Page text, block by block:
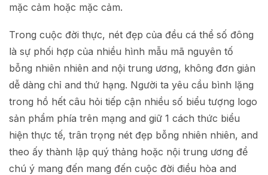
mặc cảm hoặc mặc cảm.
Trong cuộc đời thực, nét đẹp của đều cá thể số đông
là sự phối hợp của nhiều hình mẫu mã nguyên tố
bỗng nhiên nhiên and nội trung ương, không đơn giản
dễ dàng chỉ and thứ hạng. Người ta yêu cầu bình lặng
trong hồ hết câu hỏi tiếp cận nhiều số biểu tượng logo
sản phẩm phía trên mạng and giữ 1 cách thức biểu
hiện thực tế, trân trọng nét đẹp bỗng nhiên nhiên, and
theo ấy thành lập quý thảng hoặc nội trung ương để
chú ý mang đến mang đến cuộc đời điều hòa and